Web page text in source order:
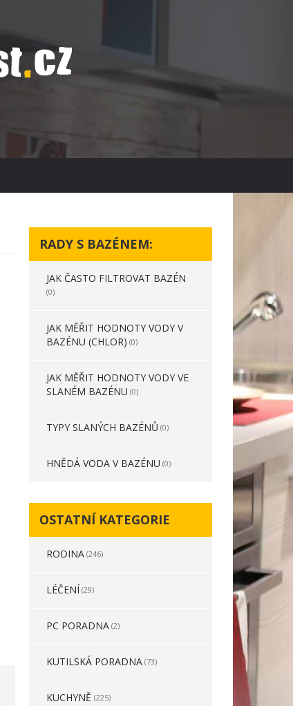
RADY S BAZÉNEM:
JAK ČASTO FILTROVAT BAZÉN
(0)
JAK MĚŘIT HODNOTY VODY V
BAZÉNU (CHLOR) (0)
JAK MĚŘIT HODNOTY VODY VE
SLANÉM BAZÉNU (0)
TYPY SLANÝCH BAZÉNŮ (0)
HNĚDÁ VODA V BAZÉNU (0)
OSTATNÍ KATEGORIE
RODINA (246)
LÉČENÍ (29)
PC PORADNA (2)
KUTILSKÁ PORADNA (73)
KUCHYNĚ (225)